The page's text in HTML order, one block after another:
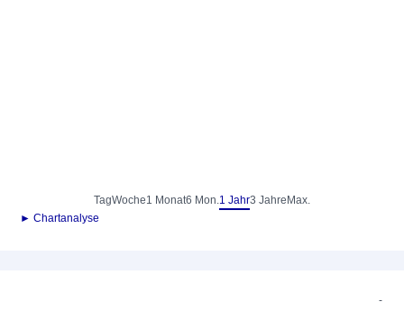
TagWoche1 Monat6 Mon.1 Jahr3 Jahre Max.
► Chartanalyse
-